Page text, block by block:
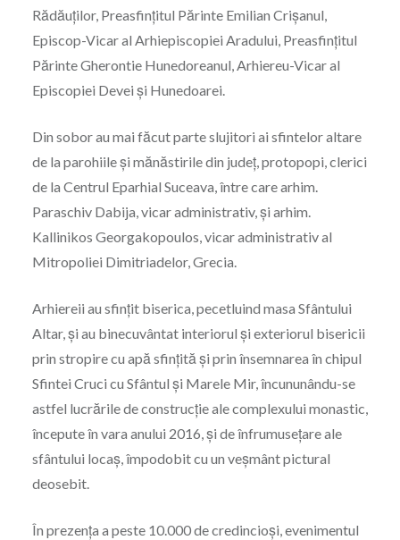
Rădăuților, Preasfințitul Părinte Emilian Crișanul,
Episcop-Vicar al Arhiepiscopiei Aradului, Preasfințitul
Părinte Gherontie Hunedoreanul, Arhiereu-Vicar al
Episcopiei Devei și Hunedoarei.
Din sobor au mai făcut parte slujitori ai sfintelor altare
de la parohiile și mănăstirile din județ, protopopi, clerici
de la Centrul Eparhial Suceava, între care arhim.
Paraschiv Dabija, vicar administrativ, și arhim.
Kallinikos Georgakopoulos, vicar administrativ al
Mitropoliei Dimitriadelor, Grecia.
Arhiereii au sfințit biserica, pecetluind masa Sfântului
Altar, și au binecuvântat interiorul și exteriorul bisericii
prin stropire cu apă sfințită și prin însemnarea în chipul
Sfintei Cruci cu Sfântul și Marele Mir, încununându-se
astfel lucrările de construcție ale complexului monastic,
începute în vara anului 2016, și de înfrumusețare ale
sfântului locaș, împodobit cu un veșmânt pictural
deosebit.
În prezența a peste 10.000 de credincioși, evenimentul